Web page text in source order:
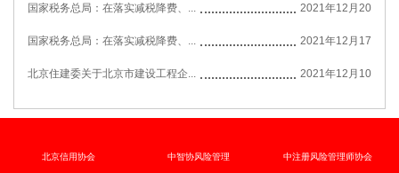
国家税务总局：在落实减税降费、... 2021年12月20
国家税务总局：在落实减税降费、... 2021年12月17
北京住建委关于北京市建设工程企... 2021年12月10
北京信用协会 中智协风险管理 中注册风险管理师协会